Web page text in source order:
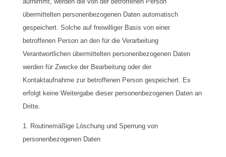
übermittelten personenbezogenen Daten automatisch
gespeichert. Solche auf freiwilliger Basis von einer
betroffenen Person an den für die Verarbeitung
Verantwortlichen übermittelten personenbezogenen Daten
werden für Zwecke der Bearbeitung oder der
Kontaktaufnahme zur betroffenen Person gespeichert. Es
erfolgt keine Weitergabe dieser personenbezogenen Daten an
Dritte.
Routinemäßige Löschung und Sperrung von
personenbezogenen Daten